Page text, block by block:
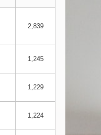
2,839
1,245
1,229
1,224